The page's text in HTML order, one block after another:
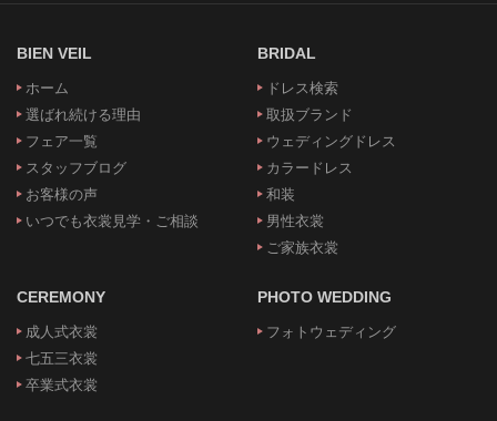
BIEN VEIL
ホーム
選ばれ続ける理由
フェア一覧
スタッフブログ
お客様の声
いつでも衣裳見学・ご相談
BRIDAL
ドレス検索
取扱ブランド
ウェディングドレス
カラードレス
和装
男性衣裳
ご家族衣裳
CEREMONY
成人式衣裳
七五三衣裳
卒業式衣裳
PHOTO WEDDING
フォトウェディング